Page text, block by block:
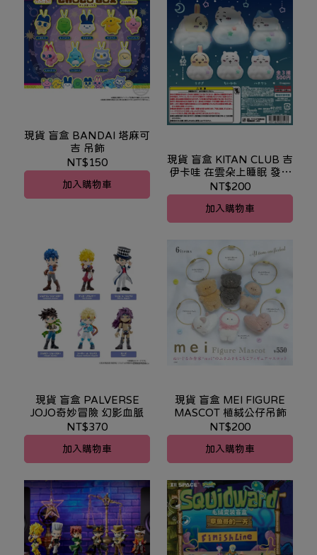
現貨 盲盒 BANDAI 塔麻可
吉 吊飾
NT$150
加入購物車
現貨 盲盒 KITAN CLUB 吉
伊卡哇 在雲朵上睡眠 發光
公仔
NT$200
加入購物車
現貨 盲盒 PALVERSE
JOJO奇妙冒險 幻影血脈
NT$370
加入購物車
現貨 盲盒 MEI FIGURE
MASCOT 植絨公仔吊飾
NT$200
加入購物車